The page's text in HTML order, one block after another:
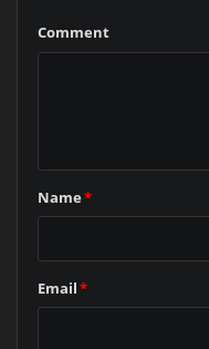
Comment
Name*
Email*